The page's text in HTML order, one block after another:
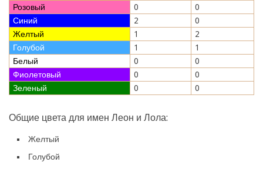
Розовый
0
0
Синий
2
0
Желтый
1
2
Голубой
1
1
Белый
0
0
Фиолетовый
0
0
Зеленый
0 0
Общие цвета для имен Леон и Лола:
Желтый
Голубой